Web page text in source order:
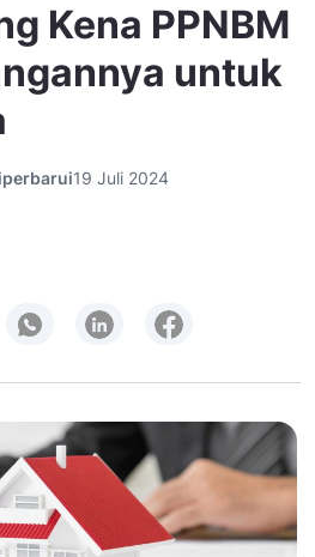
Kena PPNBM
untuk
19 Juli 2024